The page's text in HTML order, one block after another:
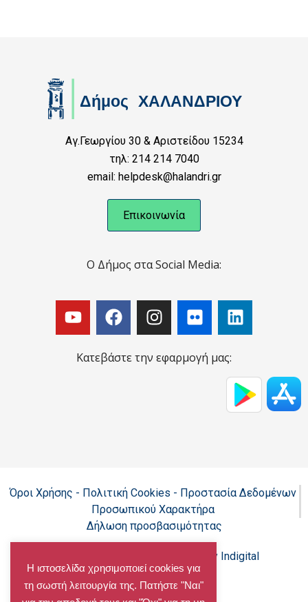
Αγ.Γεωργίου 30 & Αριστείδου 15234
τηλ: 214 214 7040
email: helpdesk@halandri.gr
Επικοινωνία
Ο Δήμος στα Social Media:
Κατεβάστε την εφαρμογή μας:
Όροι Χρήσης - Πολιτική Cookies - Προστασία Δεδομένων
Προσωπικού Χαρακτήρα
Δήλωση προσβασιμότητας
Powered by Indigital
Η ιστοσελίδα χρησιμοποιεί cookies για
τη σωστή λειτουργία της. Πατήστε "Ναι"